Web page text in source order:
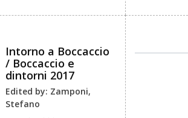
Intorno a Boccaccio
/ Boccaccio e
dintorni 2017
Edited by: Zamponi,
Stefano